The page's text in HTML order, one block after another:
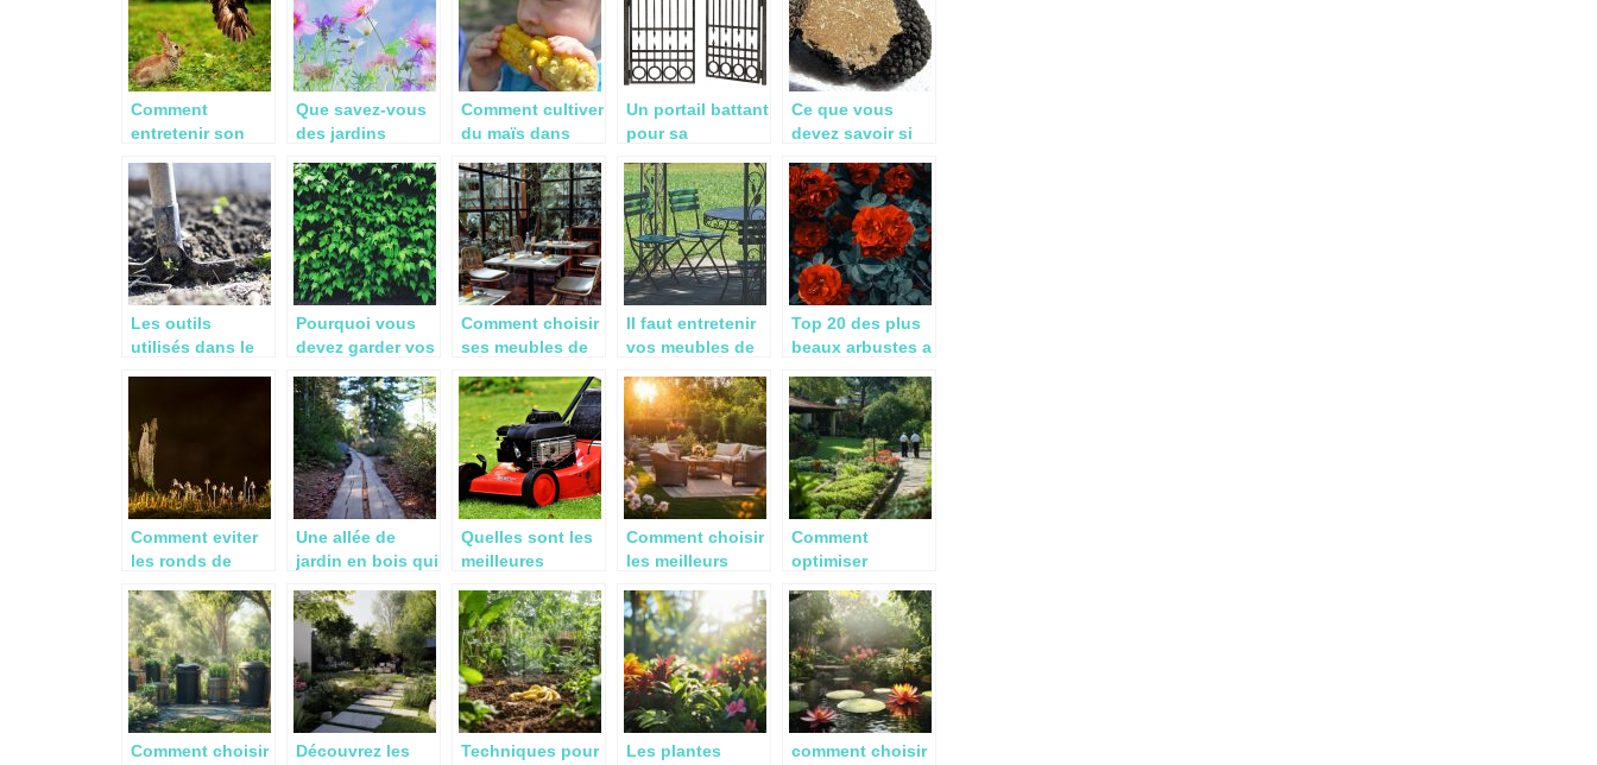
Comment
entretenir son
Que savez-vous
des jardins
Comment cultiver
du maïs dans
Un portail battant
pour sa
pourquoi pas ?
Ce que vous
devez savoir si
d’acheter des
chênes truffiers
et d’autres arbres
truffiers
Les outils
utilisés dans le
Pourquoi vous
devez garder vos
Comment choisir
ses meubles de
Il faut entretenir
vos meubles de
Top 20 des plus
beaux arbustes a
Comment eviter
les ronds de
Une allée de
jardin en bois qui
votre extérieur
Quelles sont les
meilleures
gazon moins
cher en 2022?
Comment choisir
les meilleurs
jardin pour
sublimer votre
extérieur
Comment
optimiser
votre jardin près
de Buron avec
des experts
certifiés
Comment choisir
Découvrez les
Techniques pour
Les plantes
comment choisir